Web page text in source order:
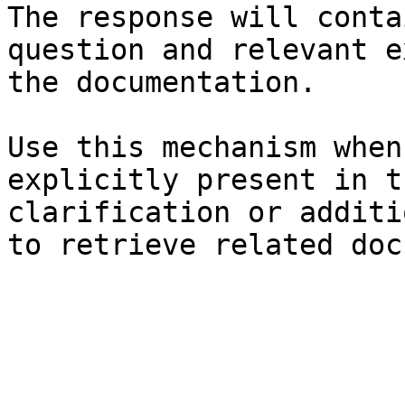
The response will
question and relevant
the documentation.
Use this mechanism
explicitly present in
clarification or